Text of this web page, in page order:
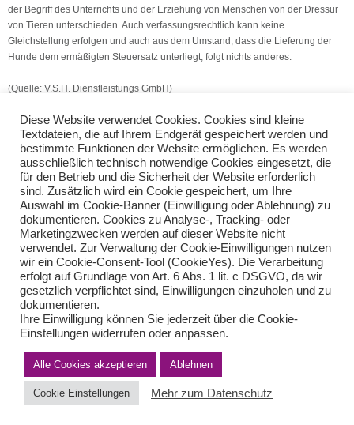
der Begriff des Unterrichts und der Erziehung von Menschen von der Dressur
von Tieren unterschieden. Auch verfassungsrechtlich kann keine
Gleichstellung erfolgen und auch aus dem Umstand, dass die Lieferung der
Hunde dem ermäßigten Steuersatz unterliegt, folgt nichts anderes.
(Quelle: V.S.H. Dienstleistungs GmbH)
Nachforderung aufgrund Zollfeststellungen
Mindestlöhne in der Pflege höher
Teilen Sie diese Nachricht mit Ihren Freunden oder Kollegen
Impressum Haftungsausschluss
Datenschutzerklärung nach DSGVO
Kontakt
© von Herder Management GmbH 2024 I * § 6 Nr.4 StBerG
Diese Website verwendet Cookies. Cookies sind kleine
Textdateien, die auf Ihrem Endgerät gespeichert werden und
bestimmte Funktionen der Website ermöglichen. Es werden
ausschließlich technisch notwendige Cookies eingesetzt, die
für den Betrieb und die Sicherheit der Website erforderlich
sind. Zusätzlich wird ein Cookie gespeichert, um Ihre
Auswahl im Cookie-Banner (Einwilligung oder Ablehnung) zu
dokumentieren. Cookies zu Analyse-, Tracking- oder
Marketingzwecken werden auf dieser Website nicht
verwendet. Zur Verwaltung der Cookie-Einwilligungen nutzen
wir ein Cookie-Consent-Tool (CookieYes). Die Verarbeitung
erfolgt auf Grundlage von Art. 6 Abs. 1 lit. c DSGVO, da wir
gesetzlich verpflichtet sind, Einwilligungen einzuholen und zu
dokumentieren.
Ihre Einwilligung können Sie jederzeit über die Cookie-
Einstellungen widerrufen oder anpassen.
Alle Cookies akzeptieren Ablehnen
Cookie Einstellungen Mehr zum Datenschutz